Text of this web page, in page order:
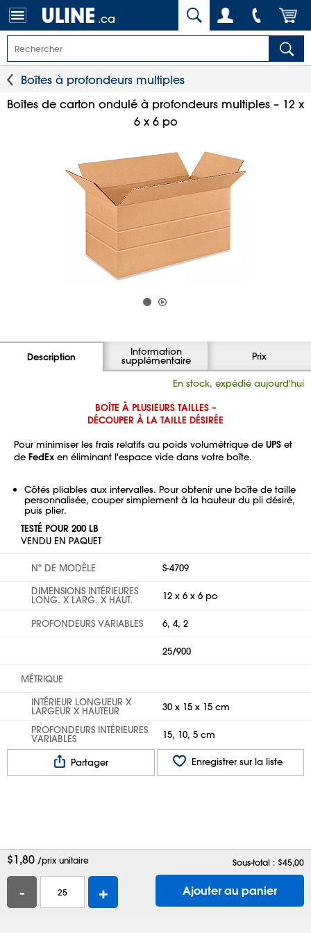
.ca
Boîtes à profondeurs multiples
Boîtes de carton ondulé à profondeurs multiples – 12 x
6 x 6 po
Description Information
supplémentaire Prix
En stock, expédié aujourd'hui
BOÎTE À PLUSIEURS TAILLES –
DÉCOUPER À LA TAILLE DÉSIRÉE
Pour minimiser les frais relatifs au poids volumétrique de UPS et
de FedEx en éliminant l'espace vide dans votre boîte.
Côtés pliables aux intervalles. Pour obtenir une boîte de taille
personnalisée, couper simplement à la hauteur du pli désiré,
puis plier.
TESTÉ POUR 200 LB
VENDU EN PAQUET
Nº DE MODÈLE
S-4709
DIMENSIONS INTÉRIEURES
LONG. X LARG. X HAUT. 12 x 6 x 6 po
PROFONDEURS VARIABLES 6, 4, 2
25/900
MÉTRIQUE
INTÉRIEUR LONGUEUR X
LARGEUR X HAUTEUR
30 x 15 x 15 cm
PROFONDEURS INTÉRIEURES
VARIABLES 15, 10, 5 cm
Partager Enregistrer sur la liste
$1,80 /prix unitaire Sous-total : $45,00
- + Ajouter au panier